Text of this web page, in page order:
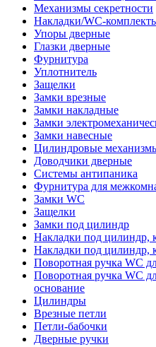
Механизмы секретности
Накладки/WC-
Упоры дверные
Глазки дверные
Фурнитура
Уплотнитель
Защелки
Замки врезные
Замки накладные
Замки
Замки навесные
Цилиндровые
Доводчики дверные
Системы антипаника
Фурнитура для
Замки WC
Защелки
Замки под цилиндр
Накладки под цилиндр,
Накладки под цилиндр,
Поворотная ручка WC
Поворотная ручка WC
основание
Цилиндры
Врезные петли
Петли-бабочки
Дверные ручки